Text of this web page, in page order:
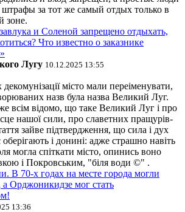
штрафы за тот же самый отдых только в
зоне.
и Соленой запрещено отдыхать,
Что известно о заказнике
Лугу 10.12.2025 13:55
місто мали переіменувати,
назв була назва Великий Луг.
всім відомо, що таке Великий Луг і про
нашої сили, про славетних пращурів-
зайве підтвердження, що сила і дух
і донині: адже страшно навіть
могла спіткати місто, опинись воно
і Покровським, "біля води ©" .
В 70-х годах на месте города могли
а Орджоникидзе мог стать
13:36